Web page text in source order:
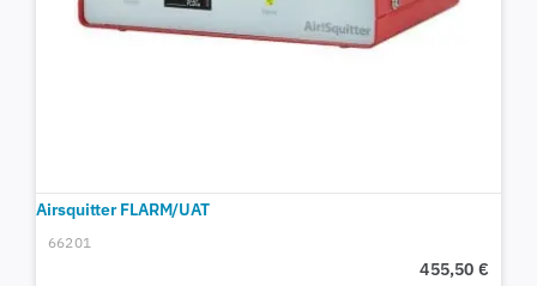
Airsquitter FLARM/UAT
66201
455,50 €